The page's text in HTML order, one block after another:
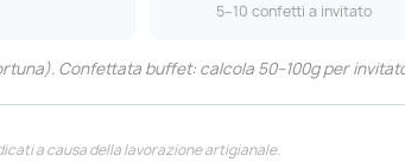
5–10 confetti a invitato
Confettata buffet: calcola 50–100g per
a causa della lavorazione artigianale.